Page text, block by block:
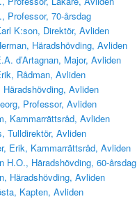
Professor, 70-årsdag
K:son, Direktör, Avliden
Häradshövding, Avliden
d’Artagnan, Major, Avliden
Rådman, Avliden
Avliden
Professor, Avliden
Kammarrättsråd, Avliden
Tulldirektör, Avliden
Erik, Kammarrättsråd, Avliden
H.O., Häradshövding, 60-årsdag
Häradshövding, Avliden
Kapten, Avliden